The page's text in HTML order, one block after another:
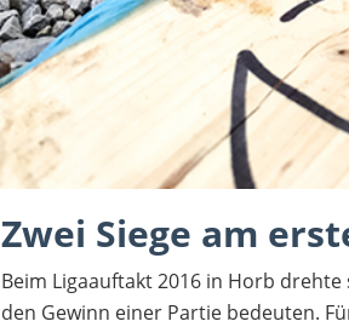
Zwei Siege am
Beim Ligaauftakt 2016 in Horb
den Gewinn einer Partie bedeuten.